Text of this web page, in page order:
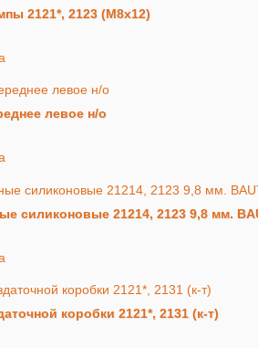
2121*, 2123 (М8х12)
левое н/о
силиконовые 21214, 2123 9,8 мм.
коробки 2121*, 2131 (к-т)